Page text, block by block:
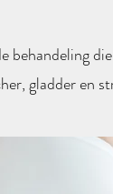
gladder en